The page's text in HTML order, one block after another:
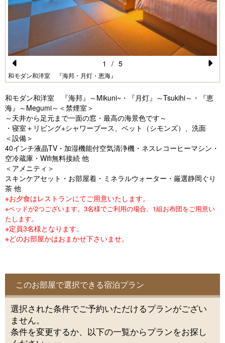
Pr
vi
o
u
s
和モダン和洋室 『海邦・月灯・恵海』
e
xt
1 / 5
和モダン和洋室 『海邦』～Mikuni~・『月灯』～Tsukihi～・『恵
海』～Megumi～＜禁煙室＞
～天井から足元まで一面の窓・最高の海景色です～
・寝室＋リビング+シャワーブース、ベット（シモンズ）、洗面
＜設備＞
40インチ液晶TV・加湿機能付空気清浄機・ネスレコーヒーマシン・
空冷蔵庫・Wifi無料接続 他
＜アメニティ＞
スキンケアセット・お部屋着・ミネラルウォーター・厳選静岡ぐり
茶 他
※お夕食はレストランにてご用意いたします。
※ベッドが2つございます。3名様でご利用の場合、1組お布団をご用意い
たします。
※定員3名様となります。
※どのお部屋かはおまかせ下さいませ。
このお部屋で選択できる宿泊プラン
選択された条件でご予約いただけるプランがござい
ません。
条件を変更するか、以下の一覧からプランをお探し